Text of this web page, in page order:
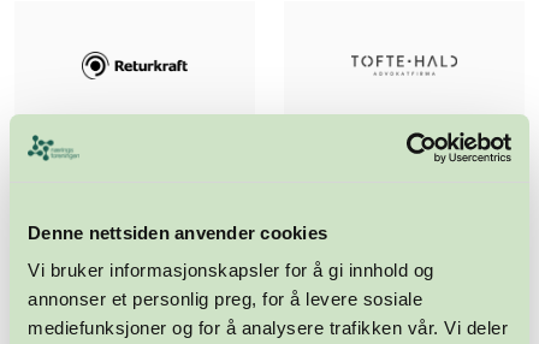
Denne nettsiden anvender cookies
Vi bruker informasjonskapsler for å gi innhold og
annonser et personlig preg, for å levere sosiale
mediefunksjoner og for å analysere trafikken vår. Vi deler